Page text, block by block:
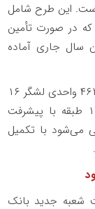
درصدی رسیده است. این طرح شامل
۷۵ متری است که در صورت تأمین
در تابستان سال جاری آماده
اقمشه در بازدید مدیرعامل بانک مسکن از پروژه ۴۶۲ واحدی لشگر ۱۶
زرهی (محمدیه) افزود: این پروژه در ۳ بلوک ۱۷ طبقه با پیشرفت
می‌شود با تکمیل
شعبه جدید بانک